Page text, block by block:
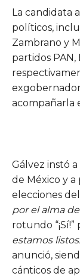
La candidata
políticos,
Zambrano y
partidos
acompañarla
Gálvez instó
de México y a
elecciones
por el alma
rotundo
estamos
anunció,
cánticos de